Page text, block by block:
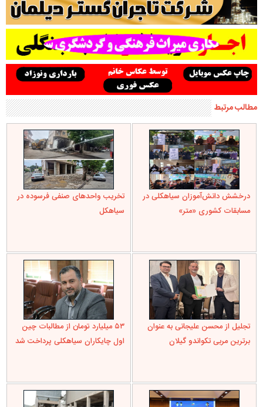
مطالب مرتبط
درخشش دانش‌آموزان سیاهکلی در
مسابقات کشوری «متر»
تخریب واحدهای صنفی فرسوده در
سیاهکل
تجلیل از محسن علیجانی به عنوان
برترین مربی تکواندو گیلان
۵۳ میلیارد تومان از مطالبات چین
اول چایکاران سیاهکلی پرداخت شد